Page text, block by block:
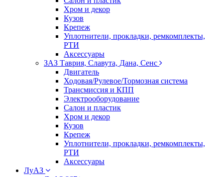
Хром и декор
Кузов
Крепеж
Уплотнители, прокладки, ремкомплекты,
РТИ
Аксессуары
ЗАЗ Таврия, Славута, Дана, Сенс
Двигатель
Ходовая/Рулевое/Тормозная система
Трансмиссия и КПП
Электрооборудование
Салон и пластик
Хром и декор
Кузов
Крепеж
Уплотнители, прокладки, ремкомплекты,
РТИ
Аксессуары
ЛуАЗ